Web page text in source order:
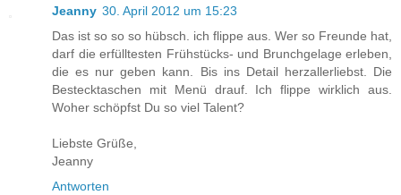
Jeanny 30. April 2012 um 15:23
Das ist so so so hübsch. ich flippe aus. Wer so Freunde hat,
darf die erfülltesten Frühstücks- und Brunchgelage erleben,
die es nur geben kann. Bis ins Detail herzallerliebst. Die
Bestecktaschen mit Menü drauf. Ich flippe wirklich aus.
Woher schöpfst Du so viel Talent?
Liebste Grüße,
Jeanny
Antworten